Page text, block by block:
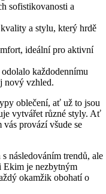
sofistikovanosti a
a stylu, který hrdě
ideální pro aktivní
každodennímu
nový vzhled.
oblečení, ať už to jsou
vytvářet různé styly. Ať
vás provází všude se
následováním trendů, ale
Ekim je nezbytným
okamžik obohatí o